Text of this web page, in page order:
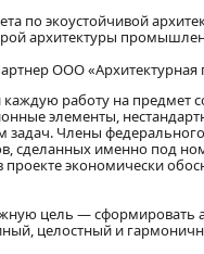
по экоустойчивой
архитектуры
ООО «Архитектурная
работу на предмет
элементы,
Члены
сделанных именно под
экономически
цель — сформировать
целостный и